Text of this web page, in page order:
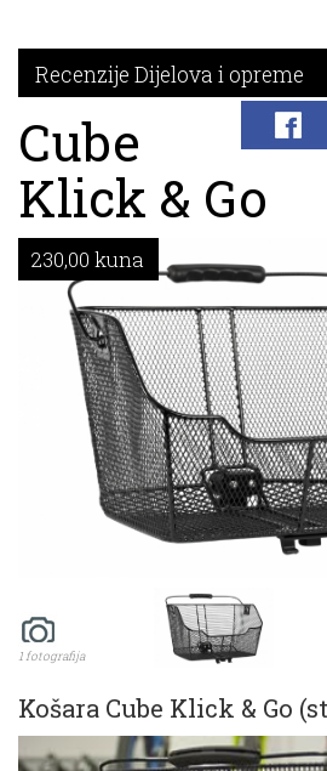
Recenzije Dijelova i opreme
Cube
Klick & Go
230,00 kuna
1 fotografija
Košara Cube Klick & Go